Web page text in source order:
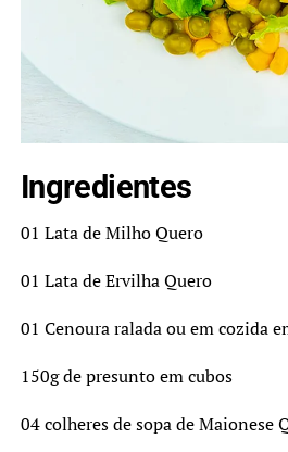
Ingredientes
01 Lata de Milho Quero
01 Lata de Ervilha Quero
01 Cenoura ralada ou em cozida
150g de presunto em cubos
04 colheres de sopa de Maionese